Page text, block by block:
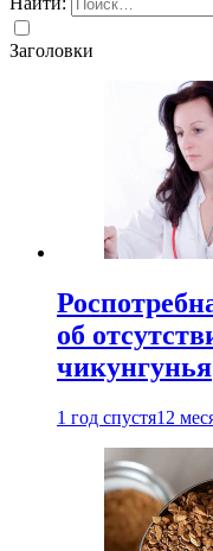
Заголовки
об
чикунгунья
1 год спустя12